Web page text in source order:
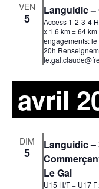
VEN
5
Languidic
Access 1-2-3-4
x 1.6 km = 64
engagements:
20h
avril
DIM
5
Languidic –
Le Gal
U15 H/F + U17